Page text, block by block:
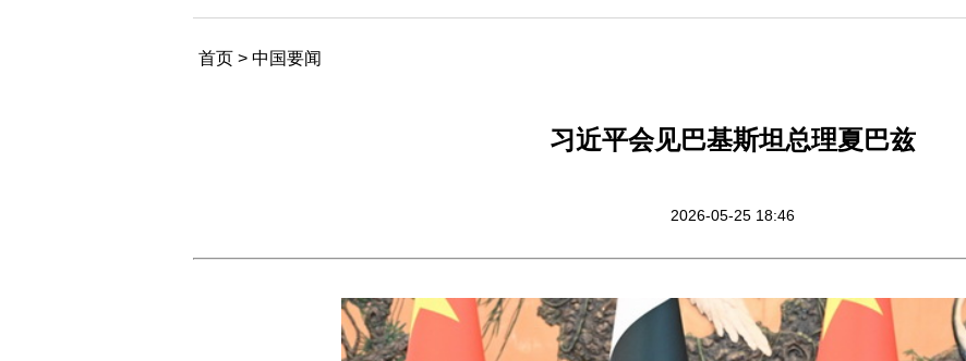
首页 > 中国要闻
习近平会见巴基斯坦总理夏巴兹
2026-05-25 18:46